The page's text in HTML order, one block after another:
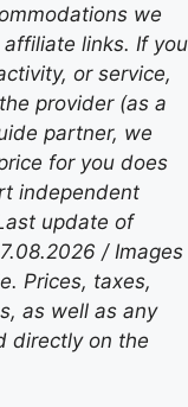
we
links. If you
or service,
provider (as a
partner, we
for you does
independent
update of
/ Images
Prices, taxes,
as well as any
directly on the